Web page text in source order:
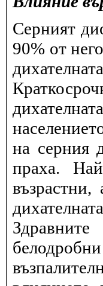
Серният
90% от
на серния
праха.